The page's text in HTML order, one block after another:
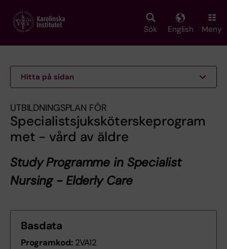
main
Sök English Meny
Hitta på sidan
UTBILDNINGSPLAN FÖR
Specialistsjuksköterskeprogram
met - vård av äldre
Study Programme in Specialist
Nursing - Elderly Care
Basdata
Programkod: 2VA12